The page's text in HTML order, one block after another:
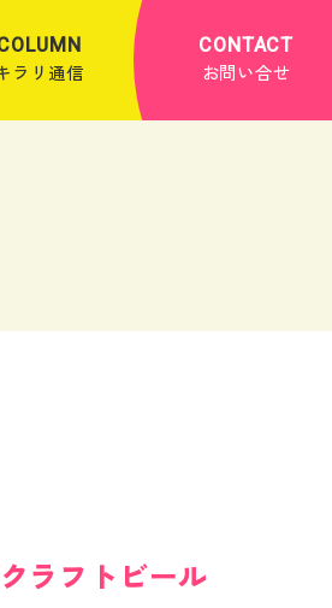
ラリ通信
CONTACT
お問い合せ
ラフトビール